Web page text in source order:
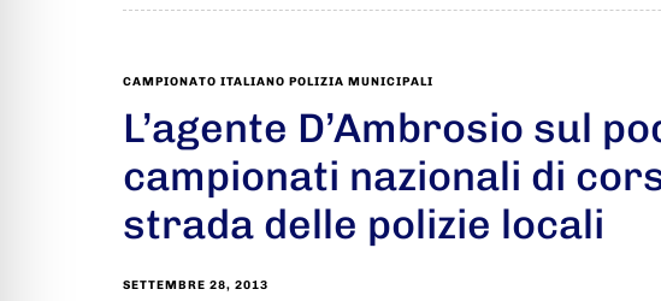
CAMPIONATO ITALIANO POLIZIA MUNICIPALI
L’agente D’Ambrosio sul
campionati nazionali di
strada delle polizie locali
SETTEMBRE 28, 2013